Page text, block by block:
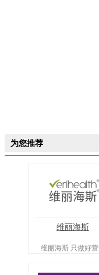
为您推荐
维丽海斯
维丽海斯 只做好